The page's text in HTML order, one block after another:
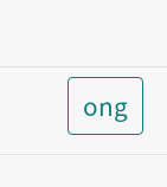
ong